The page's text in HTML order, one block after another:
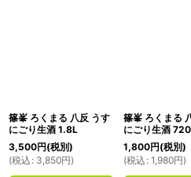
篠峯 ろくまる 八反 うす
にごり生酒 1.8L
3,500円(税別)
(税込 : 3,850円)
篠峯 ろくまる
にごり生酒
1,800円(税別)
(税込 : 1,980円)